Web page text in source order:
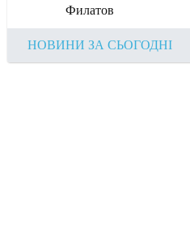
Филатов
НОВИНИ ЗА СЬОГОДНІ